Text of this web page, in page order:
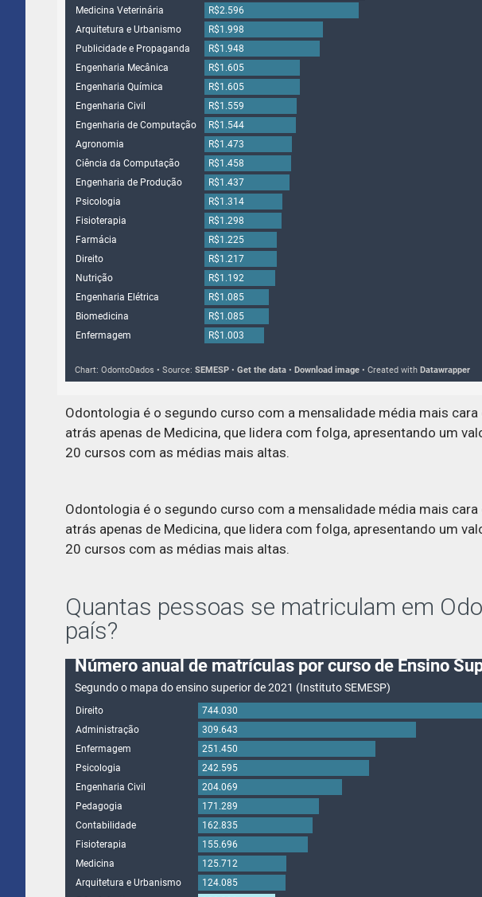
Odontologia é o segundo curso com a mensalidade média mais
atrás apenas de Medicina, que lidera com folga, apresentando um
20 cursos com as médias mais altas.
Odontologia é o segundo curso com a mensalidade média mais
atrás apenas de Medicina, que lidera com folga, apresentando um
20 cursos com as médias mais altas.
Quantas pessoas se matriculam em
país?